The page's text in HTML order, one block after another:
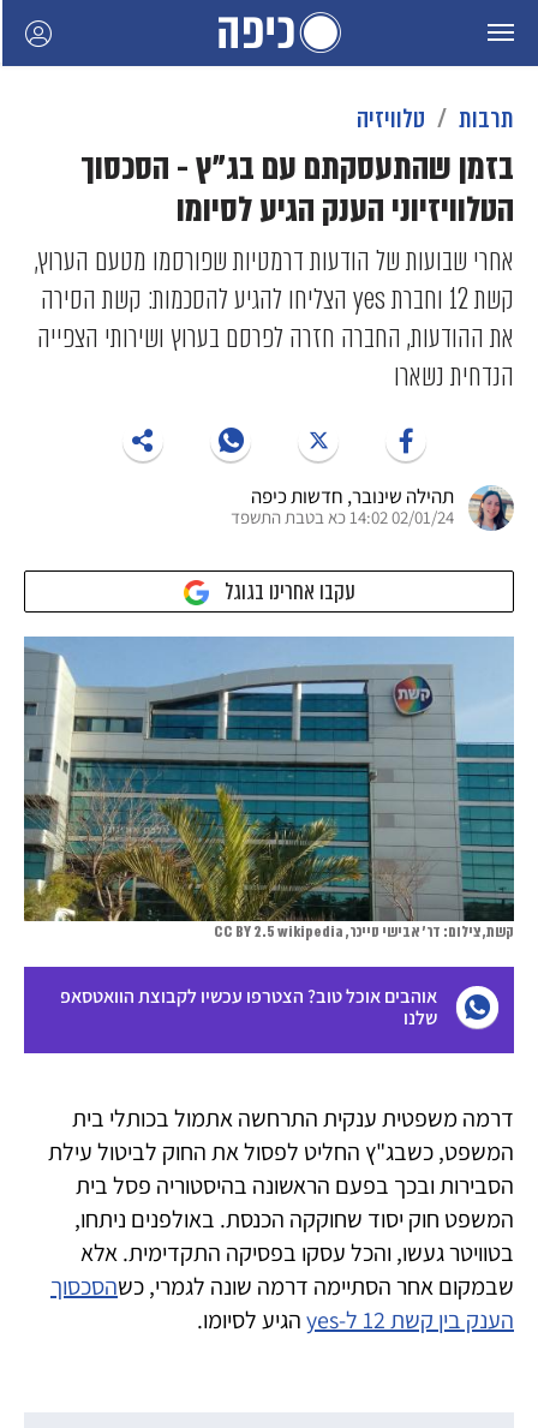
תרבות טלוויזיה
בזמן שהתעסקתם עם בג"ץ - הסכסוך
הטלוויזיוני הענק הגיע לסיומו
אחרי שבועות של הודעות דרמטיות שפורסמו מטעם הערוץ,
קשת 12 וחברת yes הצליחו להגיע להסכמות: קשת הסירה
את ההודעות, החברה חזרה לפרסם בערוץ ושירותי הצפייה
הנדחית נשארו
תהילה שינובר, חדשות כיפה
02/01/24 14:02 כא בטבת התשפד
עקבו אחרינו בגוגל
קשת, צילום: דר' אבישי טייכר, CC BY 2.5 wikipedia
אוהבים אוכל טוב? הצטרפו עכשיו לקבוצת הוואטסאפ
שלנו
דרמה משפטית ענקית התרחשה אתמול בכותלי בית
המשפט, כשבג"ץ החליט לפסול את החוק לביטול עילת
הסבירות ובכך בפעם הראשונה בהיסטוריה פסל בית
המשפט חוק יסוד שחוקקה הכנסת. באולפנים ניתחו,
בטוויטר געשו, והכל עסקו בפסיקה התקדימית. אלא
שבמקום אחר הסתיימה דרמה שונה לגמרי, כשהסכסוך
הענק בין קשת 12 ל-yes
הגיע לסיומו.